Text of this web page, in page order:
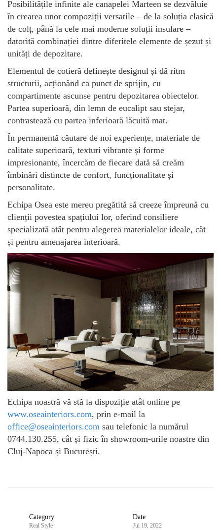
Posibilitățile infinite ale canapelei Marteen se dezvăluie
în crearea unor compoziții versatile – de la soluția clasică
de colț, până la cele mai moderne soluții insulare –
datorită combinației dintre diferitele elemente de șezut și
unități de depozitare.
Elementul de cotieră definește designul și dă ritm
structurii, acționând ca punct de sprijin, cu
compartimente ascunse pentru depozitarea obiectelor.
Partea superioară, din lemn de eucalipt sau stejar,
contrastează cu partea inferioară lăcuită mat.
În permanentă căutare de noi experiențe, materiale de
calitate superioară, texturi vibrante și forme
impresionante, încercăm de fiecare dată să creăm
îmbinări distincte de confort, funcționalitate și
personalitate.
Echipa Osea este mereu pregătită să creeze împreună cu
clienții povestea spațiului lor, oferind consiliere
specializată atât pentru alegerea materialelor ideale, cât
și pentru amenajarea interioară.
Echipa noastră vă stă la dispoziție atât online pe
www.oseainteriors.com, prin e-mail la
office@oseainteriors.com sau telefonic la numărul
0744.130.255, cât și fizic în showroom-urile noastre din
Cluj-Napoca și București.
Category
Real Style
Date
Jul 19, 2022